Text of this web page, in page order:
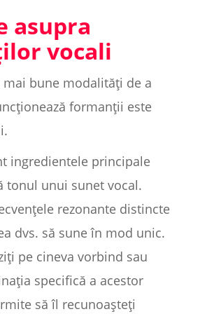
asupra
vocali
mai bune modalități de a
formanții este
ingredientele principale
tonul unui sunet vocal.
rezonante distincte
dvs. să sune în mod unic.
pe cineva vorbind sau
specifică a acestor
să îl recunoașteți